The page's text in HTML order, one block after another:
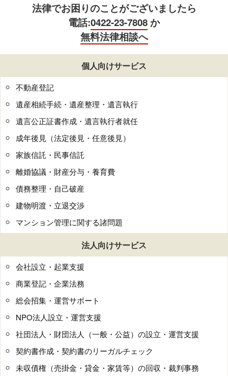
法律でお困りのことがございましたら
電話:0422-23-7808か
無料法律相談へ
個人向けサービス
不動産登記
遺産相続手続・遺産整理・遺言執行
遺言公正証書作成・遺言執行者就任
成年後見（法定後見・任意後見）
家族信託・民事信託
離婚協議・財産分与・養育費
債務整理・自己破産
建物明渡・立退交渉
マンション管理に関する諸問題
法人向けサービス
会社設立・起業支援
商業登記・企業法務
総会招集・運営サポート
NPO法人設立・運営支援
社団法人・財団法人（一般・公益）の設立・運営支援
契約書作成・契約書のリーガルチェック
未収債権（売掛金・貸金・家賃等）の回収・裁判事務